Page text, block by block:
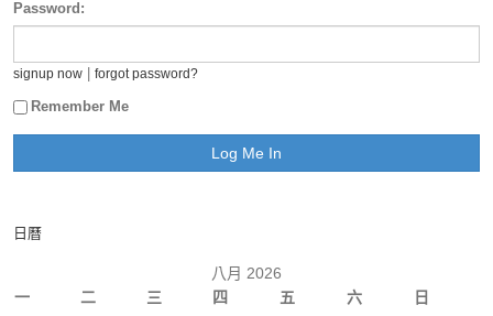
Password:
signup now forgot password?
Remember Me
日曆
八月 2026
一
二 三 四 五 六 日